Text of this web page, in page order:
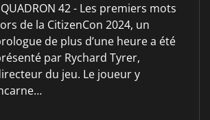
42 - Les premiers mots
de la CitizenCon 2024, un
de plus d’une heure a été
par Rychard Tyrer,
du jeu. Le joueur y